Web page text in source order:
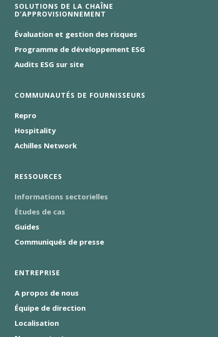
SOLUTIONS DE LA CHAÎNE
D’APPROVISIONNEMENT
Évaluation et gestion des risques
Programme de développement ESG
Audits ESG sur site
COMMUNAUTÉS DE FOURNISSEURS
Repro
Hospitality
Achilles Network
RESSOURCES
Informations sectorielles
Études de cas
Guides
Communiqués de presse
ENTREPRISE
A propos de nous
Équipe de direction
Localisation